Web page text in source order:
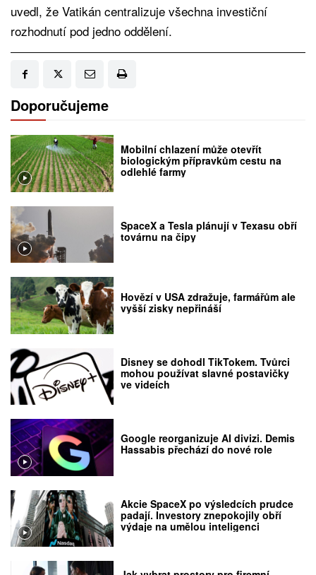
uvedl, že Vatikán centralizuje všechna investiční
rozhodnutí pod jedno oddělení.
Doporučujeme
Mobilní chlazení může otevřít
biologickým přípravkům cestu na
odlehlé farmy
SpaceX a Tesla plánují v Texasu obří
továrnu na čipy
Hovězí v USA zdražuje, farmářům ale
vyšší zisky nepřináší
Disney se dohodl TikTokem. Tvůrci
mohou používat slavné postavičky
ve videích
Google reorganizuje AI divizi. Demis
Hassabis přechází do nové role
Akcie SpaceX po výsledcích prudce
padají. Investory znepokojily obří
výdaje na umělou inteligenci